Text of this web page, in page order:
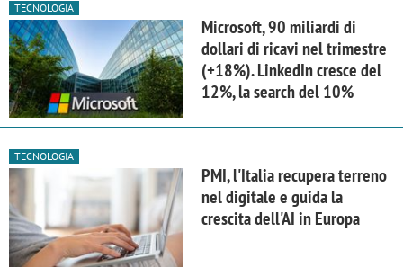
TECNOLOGIA
Microsoft, 90 miliardi di
dollari di ricavi nel trimestre
(+18%). LinkedIn cresce del
12%, la search del 10%
TECNOLOGIA
PMI, l'Italia recupera terreno
nel digitale e guida la
crescita dell'AI in Europa